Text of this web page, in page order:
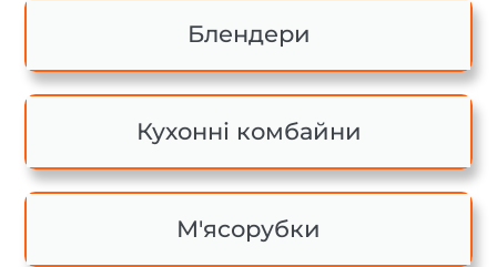
Блендери
Кухонні комбайни
М'ясорубки